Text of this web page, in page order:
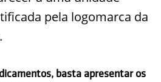
pela logomarca da
basta apresentar os